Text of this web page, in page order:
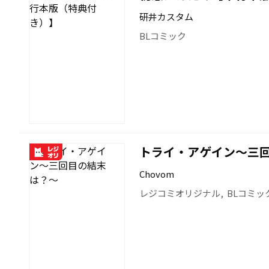
研井カスタム
BLコミック
トライ・アゲイン〜三
Chovom
レジコミオリジナル, BLコミッ